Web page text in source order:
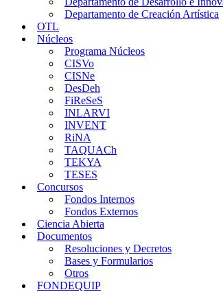
Departamento de Creación Artística
OTL
Núcleos
Programa Núcleos
CISVo
CISNe
DesDeh
FiReSeS
INLARVI
INVENT
RiNA
TAQUACh
TEKYA
TESES
Concursos
Fondos Internos
Fondos Externos
Ciencia Abierta
Documentos
Resoluciones y Decretos
Bases y Formularios
Otros
FONDEQUIP